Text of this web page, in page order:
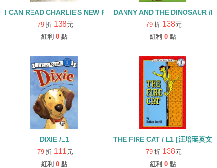
I CAN READ CHARLIE'S NEW FRIEND CHARLIE THE RANCH
79 折 138元
紅利 0 點
DANNY AND THE DINOSAUR /
79 折 138元
紅利 0 點
DIXIE /L1
79 折 111元
紅利 0 點
THE FIRE CAT / L1 [汪培珽
79 折 138元
紅利 0 點